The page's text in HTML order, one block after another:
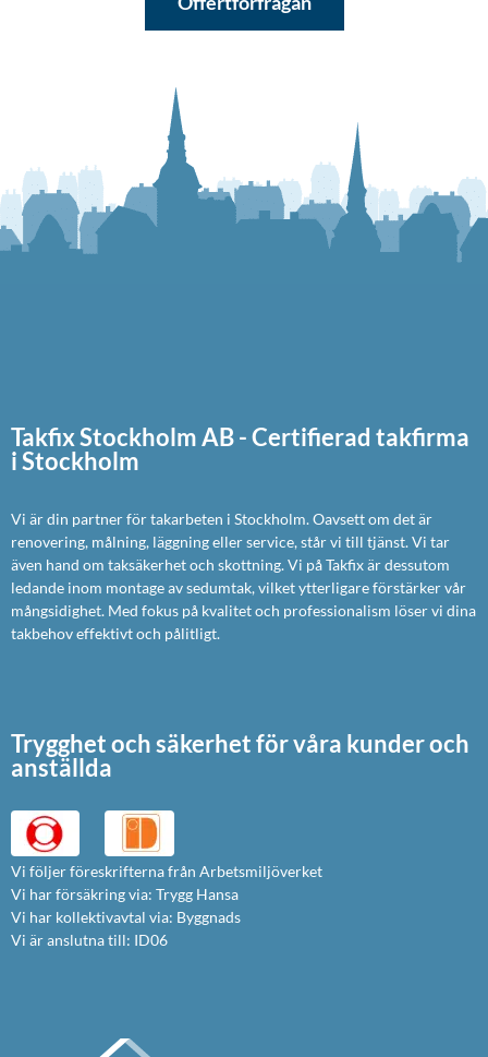
Takfix Stockholm AB - Certifierad takfirma
i Stockholm
Vi är din partner för takarbeten i Stockholm. Oavsett om det är
renovering, målning, läggning eller service, står vi till tjänst. Vi tar
även hand om taksäkerhet och skottning. Vi på Takfix är dessutom
ledande inom montage av sedumtak, vilket ytterligare förstärker vår
mångsidighet. Med fokus på kvalitet och professionalism löser vi dina
takbehov effektivt och pålitligt.
Trygghet och säkerhet för våra kunder och
anställda
Vi följer föreskrifterna från Arbetsmiljöverket
Vi har försäkring via: Trygg Hansa
Vi har kollektivavtal via: Byggnads
Vi är anslutna till: ID06